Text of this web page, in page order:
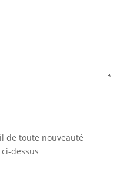
de toute nouveauté
dessus